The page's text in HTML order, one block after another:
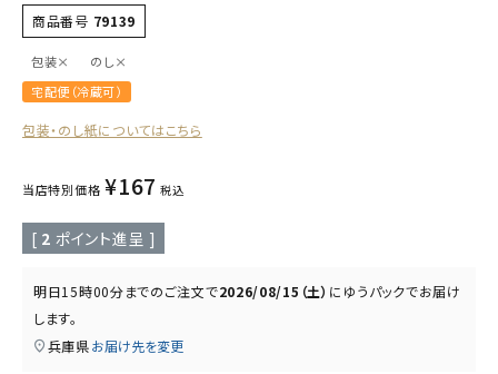
受賞酒
飲み比べ
セット
大容量
読み物
商品番号 79139
包装×
のし×
宅配便（冷蔵可）
包装・のし紙についてはこちら
当店特別価格 ¥167 税込
[ 2 ポイント進呈 ]
明日15時00分までのご注文で2026/08/15（土） に ゆうパックでお届け
します。
兵庫県お届け先を変更